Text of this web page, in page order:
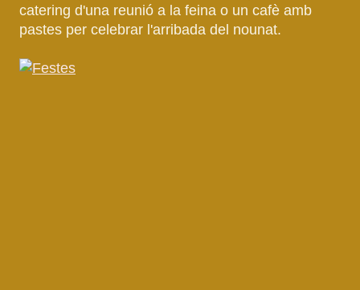
catering d'una reunió a la feina o un cafè amb
pastes per celebrar l'arribada del nounat.